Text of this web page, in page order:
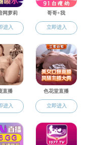
地址
电话